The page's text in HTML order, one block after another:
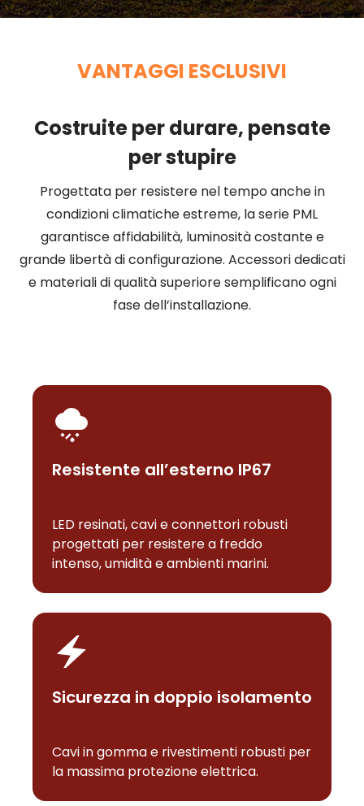
VANTAGGI ESCLUSIVI
Costruite per durare, pensate
per stupire
Progettata per resistere nel tempo anche in
condizioni climatiche estreme, la serie PML
garantisce affidabilità, luminosità costante e
grande libertà di configurazione. Accessori dedicati
e materiali di qualità superiore semplificano ogni
fase dell’installazione.
Resistente all’esterno IP67
LED resinati, cavi e connettori robusti
progettati per resistere a freddo
intenso, umidità e ambienti marini.
Sicurezza in doppio isolamento
Cavi in gomma e rivestimenti robusti per
la massima protezione elettrica.